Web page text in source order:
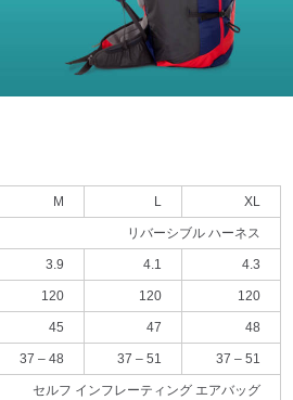
M L XL
リバーシブル ハーネス
3.9 4.1 4.3
120 120 120
45 47 48
37 – 48 37 – 51 37 – 51
セルフ インフレーティング エアバッグ